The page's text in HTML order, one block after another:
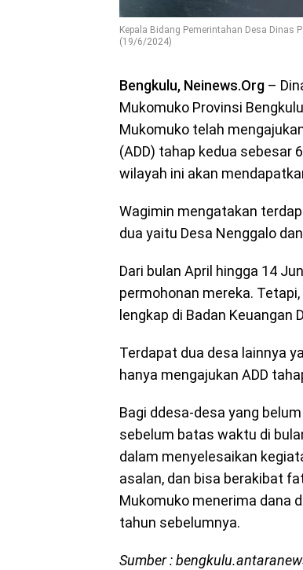
Kepala Bidang Pemerintahan Desa Dinas
(19/6/2024)
Bengkulu, Neinews.Org –
Mukomuko Provinsi
Mukomuko telah
(ADD) tahap kedua sebesar
wilayah ini akan
Wagimin mengatakan
dua yaitu Desa Nenggalo
Dari bulan April hingga 14
permohonan mereka.
lengkap di Badan Keuangan
Terdapat dua desa lainnya
hanya mengajukan ADD
Bagi ddesa-desa yang
sebelum batas waktu di
dalam menyelesaikan
asalan, dan bisa berakibat
Mukomuko menerima dana
tahun sebelumnya.
Sumber :